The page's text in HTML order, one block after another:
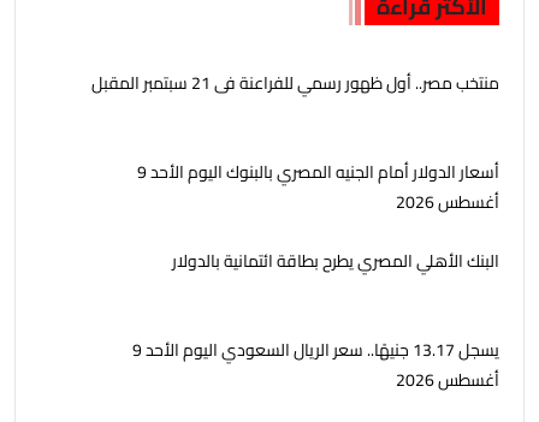
منتخب مصر.. أول ظهور رسمي للفراعنة فى 21 سبتمبر المقبل
أسعار الدولار أمام الجنيه المصري بالبنوك اليوم الأحد 9
أغسطس 2026
البنك الأهلي المصري يطرح بطاقة ائتمانية بالدولار
يسجل 13.17 جنيهًا.. سعر الريال السعودي اليوم الأحد 9
أغسطس 2026